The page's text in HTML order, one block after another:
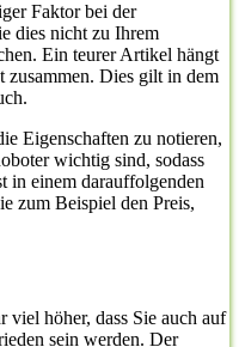
Faktor bei der
dies nicht zu Ihrem
Ein teurer Artikel hängt
zusammen. Dies gilt in dem
Eigenschaften zu notieren,
wichtig sind, sodass
in einem darauffolgenden
zum Beispiel den Preis,
viel höher, dass Sie auch auf
sein werden. Der